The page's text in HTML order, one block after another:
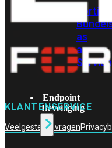
as
a
Service
Endpoint
Beveiliging
KLANTENSERVICE
Veelgestelde vragen